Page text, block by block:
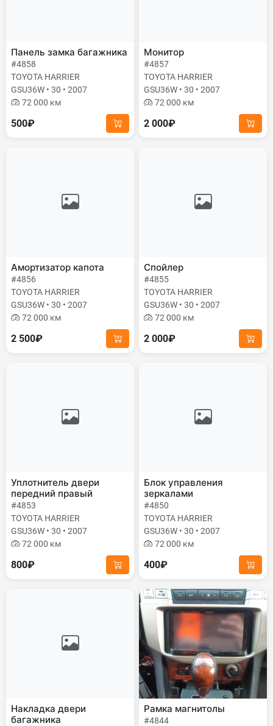
Панель замка багажника
#4858
TOYOTA HARRIER
GSU36W • 30 • 2007
72 000 км
500₽
Монитор
#4857
TOYOTA HARRIER
GSU36W • 30 • 2007
72 000 км
2 000₽
Амортизатор капота
#4856
TOYOTA HARRIER
GSU36W • 30 • 2007
72 000 км
2 500₽
Спойлер
#4855
TOYOTA HARRIER
GSU36W • 30 • 2007
72 000 км
2 000₽
Уплотнитель двери
передний правый
#4853
TOYOTA HARRIER
GSU36W • 30 • 2007
72 000 км
800₽
Блок управления
зеркалами
#4850
TOYOTA HARRIER
GSU36W • 30 • 2007
72 000 км
400₽
Накладка двери
багажника
Рамка магнитолы
#4844